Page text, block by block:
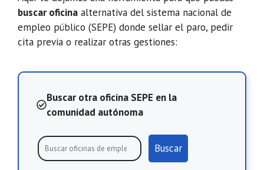
buscar oficina alternativa del sistema nacional de
empleo público (SEPE) donde sellar el paro, pedir
cita previa o realizar otras gestiones:
Buscar otra oficina SEPE en la
comunidad autónoma
Buscar